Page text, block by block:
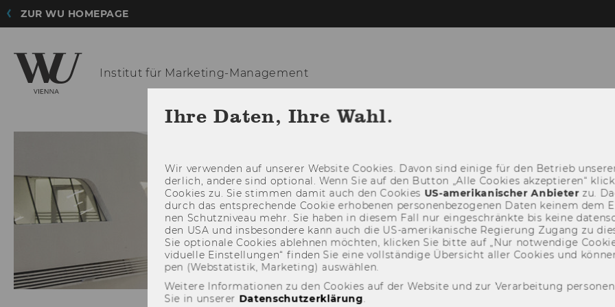
ZUR WU HOMEPAGE
Institut für Marketing-Management
TEAM
Ihre Daten, Ihre Wahl.
Wir ver­wen­den auf un­se­rer Web­site Coo­kies. Davon sind ei­ni­ge für den Be­trieb
der­lich, an­de­re sind op­tio­nal. Wenn Sie auf den But­ton „Alle Coo­kies ak­zep­tie­ren“
Coo­kies zu. Sie stim­men damit auch den Coo­kies US-​amerikanischer An­bie­terzu.
durch das ent­spre­chen­de Coo­kie er­ho­be­nen per­so­nen­be­zo­ge­nen Daten kei­nem dem
nen Schutz­ni­veau mehr. Sie haben in die­sem Fall nur ein­ge­schränk­te bis keine
den USA und ins­be­son­de­re kann auch die US-​amerikanische Re­gie­rung Zu­gang zu
Sie op­tio­na­le Coo­kies ab­leh­nen möch­ten, kli­cken Sie bitte auf „Nur not­wen­di­ge
vi­du­el­le Ein­stel­lun­gen“ fin­den Sie eine voll­stän­di­ge Über­sicht aller Coo­kies und
pen (Web­sta­tis­tik, Mar­ke­ting) aus­wäh­len.
Weitere Informationen zu den Cookies auf der Website und zur Verarbeitung
Sie in unserer Datenschutzerklärung.